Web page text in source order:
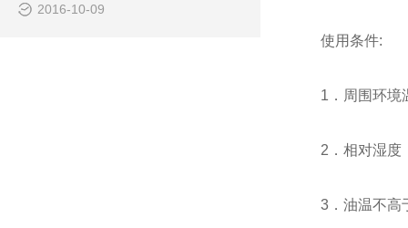
2016-10-09
使用条件:
1．周围环
2．相对湿度
3．油温不高